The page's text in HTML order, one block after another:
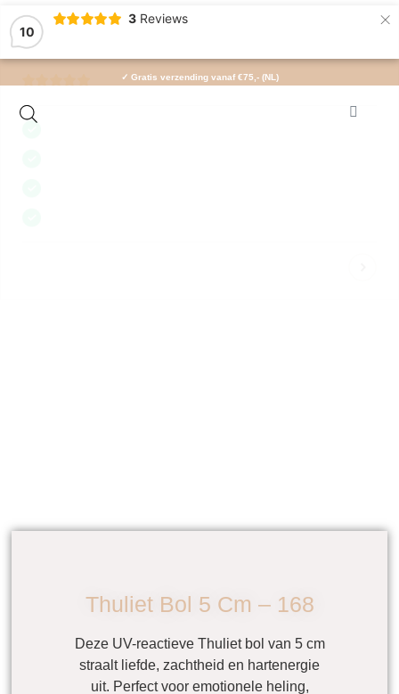
10
3 Reviews ×
Thuliet Bol 5 Cm – 168
Deze UV-reactieve Thuliet bol van 5 cm
straalt liefde, zachtheid en hartenergie
uit. Perfect voor emotionele heling,